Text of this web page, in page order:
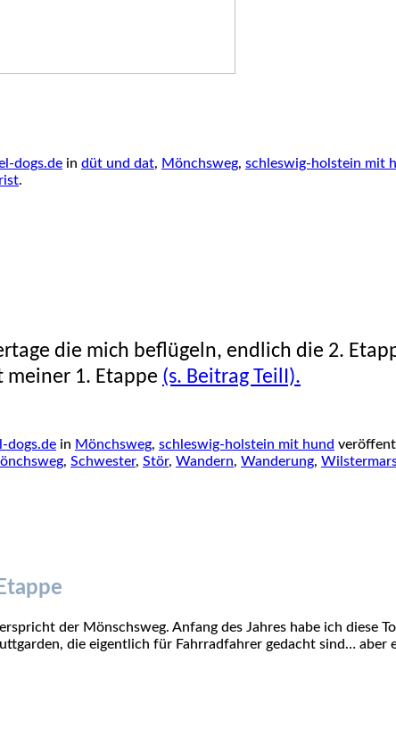
dogs.de in düt und dat, Mönchsweg, schleswig-holstein mit
.
die mich beflügeln, endlich die 2.
1. Etappe (s. Beitrag TeilI).
dogs.de in Mönchsweg, schleswig-holstein mit hund
, Schwester, Stör, Wandern, Wanderung,
der Mönschsweg. Anfang des Jahres habe ich diese
die eigentlich für Fahrradfahrer gedacht sind… aber